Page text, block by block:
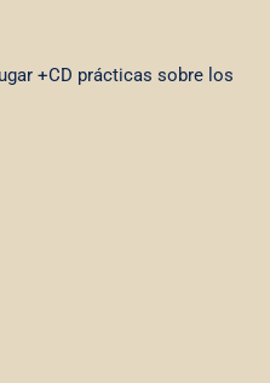
+CD prácticas sobre los